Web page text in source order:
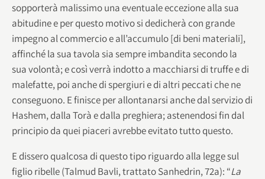
sopporterà malissimo una eventuale eccezione alla sua
abitudine e per questo motivo si dedicherà con grande
impegno al commercio e all’accumulo [di beni materiali],
affinché la sua tavola sia sempre imbandita secondo la
sua volontà; e così verrà indotto a macchiarsi di truffe e di
malefatte, poi anche di spergiuri e di altri peccati che ne
conseguono. E finisce per allontanarsi anche dal servizio di
Hashem, dalla Torà e dalla preghiera; astenendosi fin dal
principio da quei piaceri avrebbe evitato tutto questo.
E dissero qualcosa di questo tipo riguardo alla legge sul
figlio ribelle (Talmud Bavli, trattato Sanhedrin, 72a): “La